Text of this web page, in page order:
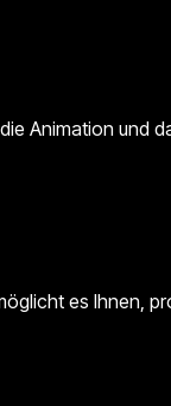
Animation und
es Ihnen,